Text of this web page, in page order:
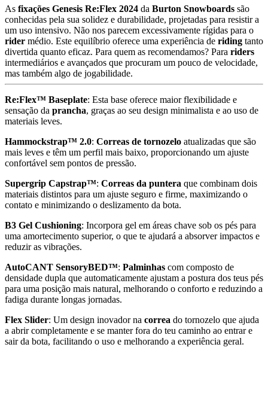
As fixações Genesis Re:Flex 2024 da Burton Snowboards são
conhecidas pela sua solidez e durabilidade, projetadas para resistir a
um uso intensivo. Não nos parecem excessivamente rígidas para o
rider médio. Este equilíbrio oferece uma experiência de riding tanto
divertida quanto eficaz. Para quem as recomendamos? Para riders
intermediários e avançados que procuram um pouco de velocidade,
mas também algo de jogabilidade.
Re:Flex™ Baseplate: Esta base oferece maior flexibilidade e
sensação da prancha, graças ao seu design minimalista e ao uso de
materiais leves.
Hammockstrap™ 2.0: Correas de tornozelo atualizadas que são
mais leves e têm um perfil mais baixo, proporcionando um ajuste
confortável sem pontos de pressão.
Supergrip Capstrap™: Correas da puntera que combinam dois
materiais distintos para um ajuste seguro e firme, maximizando o
contato e minimizando o deslizamento da bota.
B3 Gel Cushioning: Incorpora gel em áreas chave sob os pés para
uma amortecimento superior, o que te ajudará a absorver impactos e
reduzir as vibrações.
AutoCANT SensoryBED™: Palminhas com composto de
densidade dupla que automaticamente ajustam a postura dos teus pés
para uma posição mais natural, melhorando o conforto e reduzindo a
fadiga durante longas jornadas.
Flex Slider: Um design inovador na correa do tornozelo que ajuda
a abrir completamente e se manter fora do teu caminho ao entrar e
sair da bota, facilitando o uso e melhorando a experiência geral.